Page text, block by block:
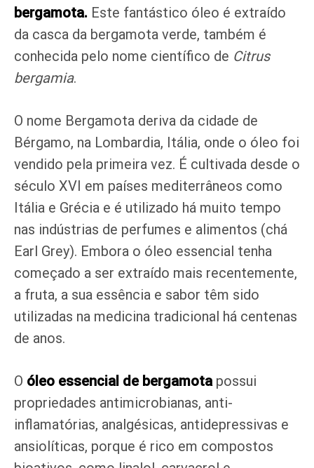
bergamota. Este fantástico óleo é extraído
da casca da bergamota verde, também é
conhecida pelo nome científico de Citrus
bergamia.
O nome Bergamota deriva da cidade de
Bérgamo, na Lombardia, Itália, onde o óleo foi
vendido pela primeira vez. É cultivada desde o
século XVI em países mediterrâneos como
Itália e Grécia e é utilizado há muito tempo
nas indústrias de perfumes e alimentos (chá
Earl Grey). Embora o óleo essencial tenha
começado a ser extraído mais recentemente,
a fruta, a sua essência e sabor têm sido
utilizadas na medicina tradicional há centenas
de anos.
O óleo essencial de bergamotapossui
propriedades antimicrobianas, anti-
inflamatórias, analgésicas, antidepressivas e
ansiolíticas, porque é rico em compostos